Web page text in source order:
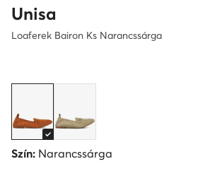
Unisa
Loaferek Bairon Ks Narancssárga
Szín: Narancssárga